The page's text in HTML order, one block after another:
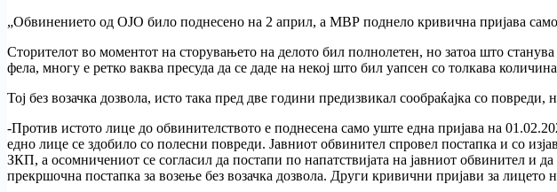
„Обвинението од ОЈО било поднесено на 2 април, а МВР поднело кривична пријава
Сторителот во моментот на сторувањето на делото бил полнолетен, но затоа што
фела, многу е ретко ваква пресуда да се даде на некој што бил уапсен со толкава
Тој без возачка дозвола, исто така пред две години предизвикал сообраќајка со
-Против истото лице до обвинителството е поднесена само уште една пријава на
едно лице се здобило со полесни повреди. Јавниот обвинител спровел постапка и со
ЗКП, а осомничениот се согласил да постапи по напатствијата на јавниот обвинител
прекршочна постапка за возење без возачка дозвола. Други кривични пријави за